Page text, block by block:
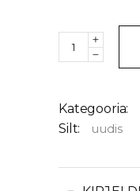
Quantity
Kategooria:
Silt:
uudis